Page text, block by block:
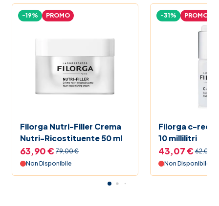
Filorga Nutri-Filler Crema
Nutri-Ricostituente 50 ml
-19% PROMO
63,90 € 79,00 €
Non Disponibile
Filorga c-
10 millilitri
-31% PROMO
43,07 € 62,00 €
Non Disponibile